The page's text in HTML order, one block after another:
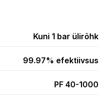
Kuni 1 bar ülirõhk
99.97% efektiivsus
PF 40-1000